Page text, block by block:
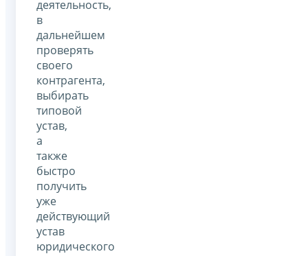
деятельность,
в
дальнейшем
проверять
своего
контрагента,
выбирать
типовой
устав,
а
также
быстро
получить
уже
действующий
устав
юридического